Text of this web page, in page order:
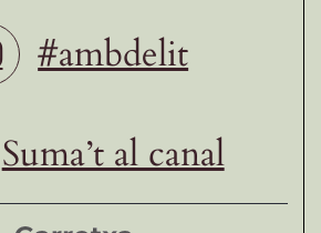
#ambdelit
Suma’t al canal